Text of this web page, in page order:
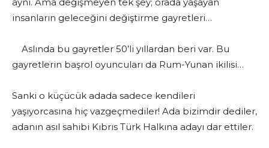
insanların geleceğini değiştirme gayretleri…
Aslında bu gayretler 50’li yıllardan beri var. Bu
gayretlerin başrol oyuncuları da Rum-Yunan ikilisi…
Sanki o küçücük adada sadece kendileri
yaşıyorcasına hiç vazgeçmediler! Ada bizimdir dediler,
adanın asıl sahibi Kıbrıs Türk Halkına adayı dar ettiler.